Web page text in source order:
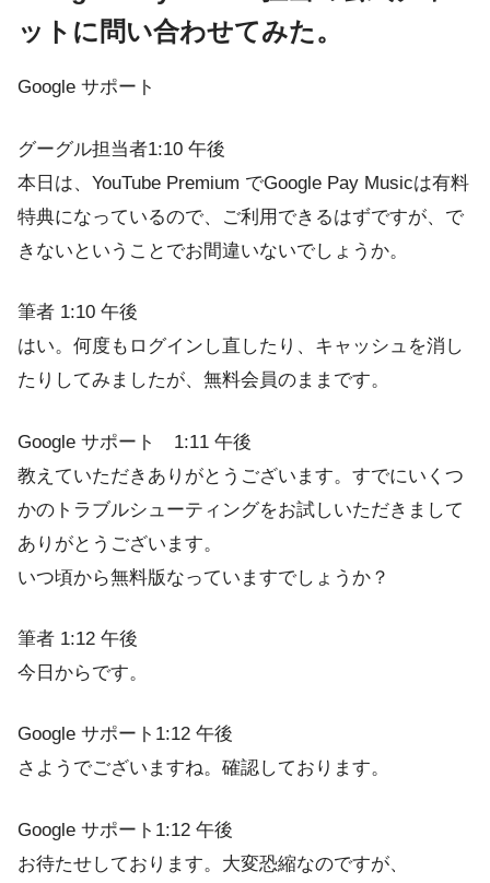
ットに問い合わせてみた。
Google サポート
グーグル担当者1:10 午後
本日は、YouTube Premium でGoogle Pay Musicは有料
特典になっているので、ご利用できるはずですが、で
きないということでお間違いないでしょうか。
筆者 1:10 午後
はい。何度もログインし直したり、キャッシュを消し
たりしてみましたが、無料会員のままです。
Google サポート 1:11 午後
教えていただきありがとうございます。すでにいくつ
かのトラブルシューティングをお試しいただきまして
ありがとうございます。
いつ頃から無料版なっていますでしょうか？
筆者 1:12 午後
今日からです。
Google サポート1:12 午後
さようでございますね。確認しております。
Google サポート1:12 午後
お待たせしております。大変恐縮なのですが、